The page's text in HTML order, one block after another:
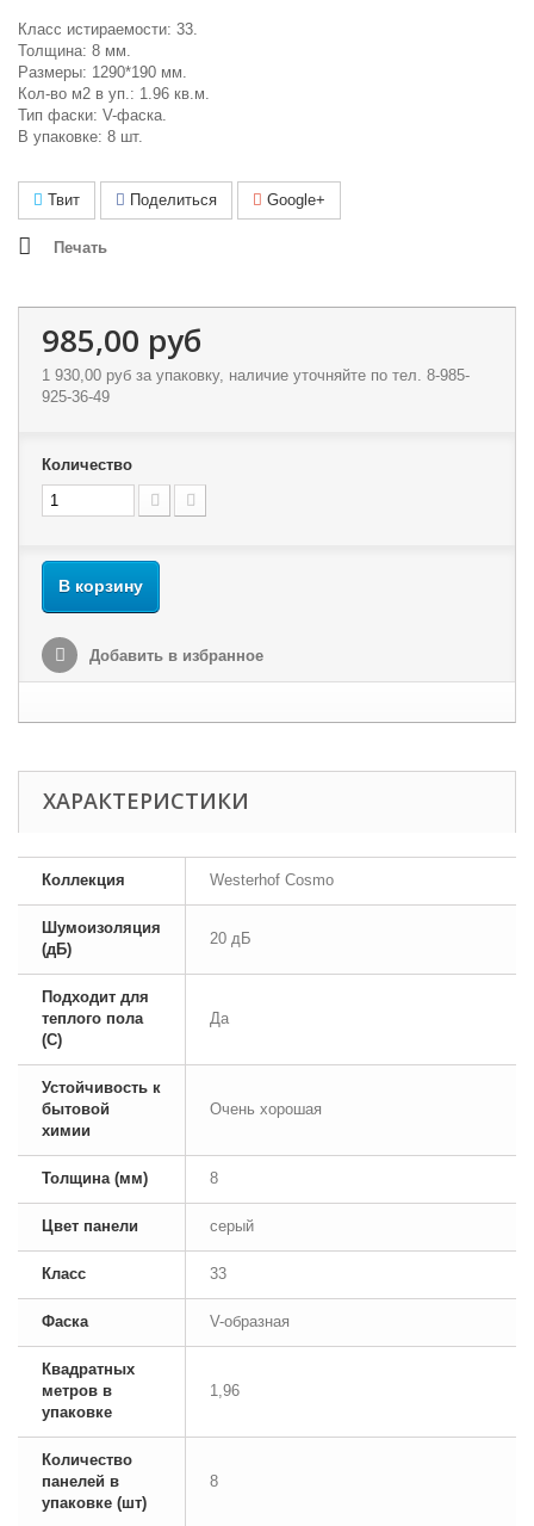
Класс истираемости: 33.
Толщина: 8 мм.
Размеры: 1290*190 мм.
Кол-во м2 в уп.: 1.96 кв.м.
Тип фаски: V-фаска.
В упаковке: 8 шт.
Твит Поделиться Google+
Печать
985,00 руб
1 930,00 руб за упаковку, наличие уточняйте по тел. 8-985-
925-36-49
Количество
В корзину
Добавить в избранное
ХАРАКТЕРИСТИКИ
Коллекция Westerhof Cosmo
Шумоизоляция
(дБ)
20 дБ
Подходит для
теплого пола
(С)
Да
Устойчивость к
бытовой
химии
Очень хорошая
Толщина (мм) 8
Цвет панели серый
Класс 33
Фаска V-образная
Квадратных
метров в
упаковке
1,96
Количество
панелей в
упаковке (шт)
8